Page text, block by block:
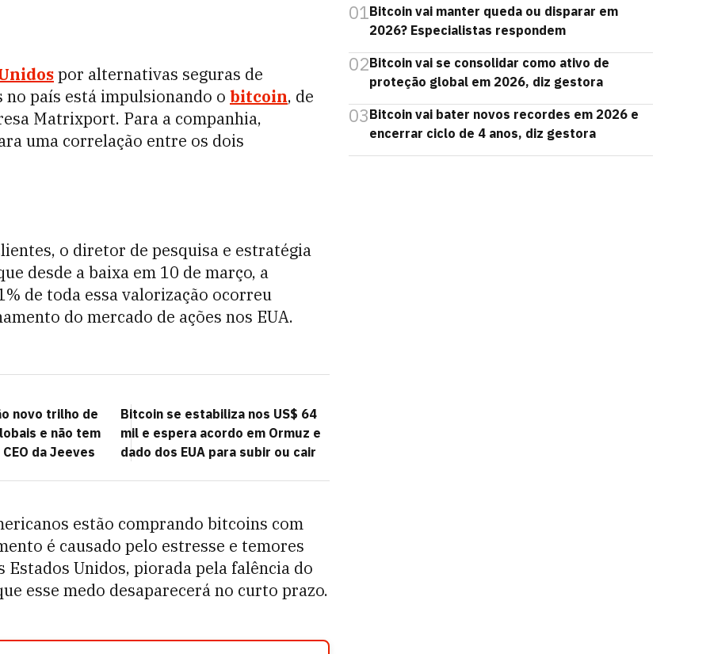
por alternativas seguras de
país está impulsionando o bitcoin, de
Matrixport. Para a companhia,
uma correlação entre os dois
o diretor de pesquisa e estratégia
desde a baixa em 10 de março, a
de toda essa valorização ocorreu
do mercado de ações nos EUA.
novo trilho de
e não tem
da Jeeves
Bitcoin se estabiliza nos US$ 64
mil e espera acordo em Ormuz e
dado dos EUA para subir ou cair
estão comprando bitcoins com
é causado pelo estresse e temores
Unidos, piorada pela falência do
esse medo desaparecerá no curto prazo.
01Bitcoin vai manter queda ou disparar em
2026? Especialistas respondem
02Bitcoin vai se consolidar como ativo de
proteção global em 2026, diz gestora
03Bitcoin vai bater novos recordes em 2026 e
encerrar ciclo de 4 anos, diz gestora